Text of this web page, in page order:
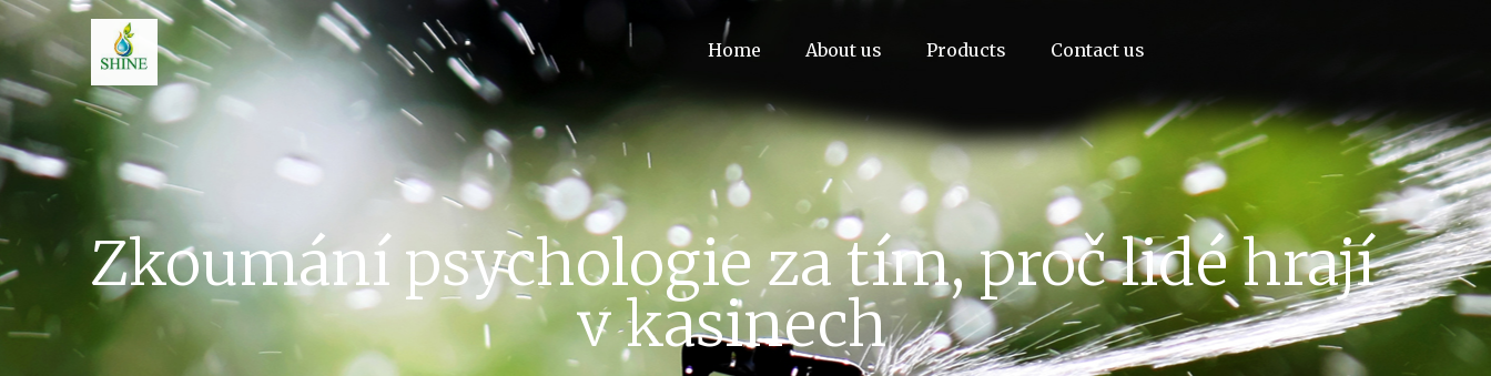
Home About us Products Contact us
Zkoumání psychologie za tím, proč lidé hrají
v kasinech